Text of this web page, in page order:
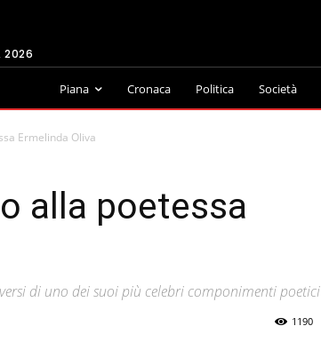
2026
Piana Cronaca Politica Società
Ermelinda Oliva
alla poetessa
di uno dei suoi più celebri componimenti poetici
1190